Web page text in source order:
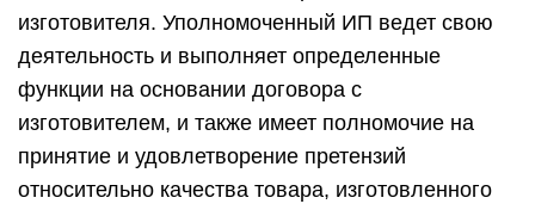
изготовителя. Уполномоченный ИП ведет свою
деятельность и выполняет определенные
функции на основании договора с
изготовителем, и также имеет полномочие на
принятие и удовлетворение претензий
относительно качества товара, изготовленного